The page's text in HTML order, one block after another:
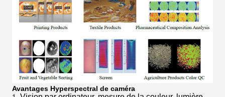
Avantages Hyperspectral de caméra